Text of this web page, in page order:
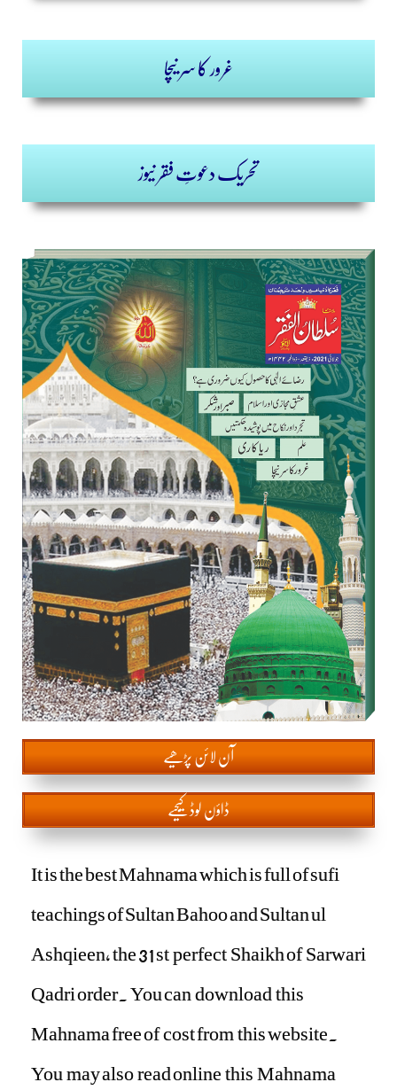
غرور کا سر نیچا
تحریک دعوتِ فقر نیوز
آن لائن پڑھیے
ڈاؤن لوڈ کیجیے
It is the best Mahnama which is full of sufi
teachings of Sultan Bahoo and Sultan ul
Ashqieen, the 31 st perfect Shaikh of Sarwari
Qadri order. You can download this
Mahnama free of cost from this website.
You may also read online this Mahnama